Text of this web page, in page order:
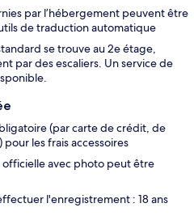
par l’hébergement peuvent être
de traduction automatique
se trouve au 2e étage,
par des escaliers. Un service de
(par carte de crédit, de
les frais accessoires
avec photo peut être
l'enregistrement : 18 ans